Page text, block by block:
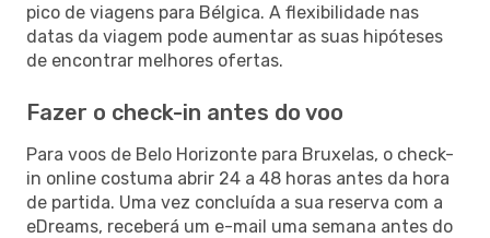
pico de viagens para Bélgica. A flexibilidade nas
datas da viagem pode aumentar as suas hipóteses
de encontrar melhores ofertas.
Fazer o check-in antes do voo
Para voos de Belo Horizonte para Bruxelas, o check-
in online costuma abrir 24 a 48 horas antes da hora
de partida. Uma vez concluída a sua reserva com a
eDreams, receberá um e-mail uma semana antes do